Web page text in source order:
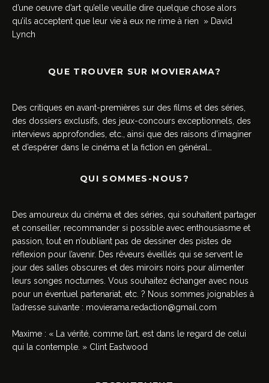
d’une oeuvre d’art qu’elle veuille dire quelque chose alors
qu’ils acceptent que leur vie à eux ne rime à rien » David
Lynch
QUE TROUVER SUR MOVIERAMA?
Des critiques en avant-premières sur des films et des séries,
des dossiers exclusifs, des jeux-concours exceptionnels, des
interviews approfondies, etc., ainsi que des raisons d’imaginer
et d’espérer dans le cinéma et la fiction en général…
QUI SOMMES-NOUS?
Des amoureux du cinéma et des séries, qui souhaitent partager
et conseiller, recommander si possible avec enthousiasme et
passion, tout en n’oubliant pas de dessiner des pistes de
réflexion pour l’avenir. Des rêveurs éveillés qui se servent le
jour des salles obscures et des miroirs noirs pour alimenter
leurs songes nocturnes. Vous souhaitez échanger avec nous
pour un éventuel partenariat, etc. ? Nous sommes joignables à
l’adresse suivante : movierama.redaction@gmail.com
Maxime : « La vérité, comme l’art, est dans le regard de celui
qui la contemple. » Clint Eastwood